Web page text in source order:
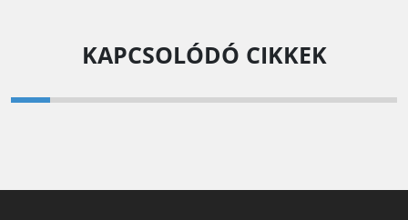
KAPCSOLÓDÓ CIKKEK